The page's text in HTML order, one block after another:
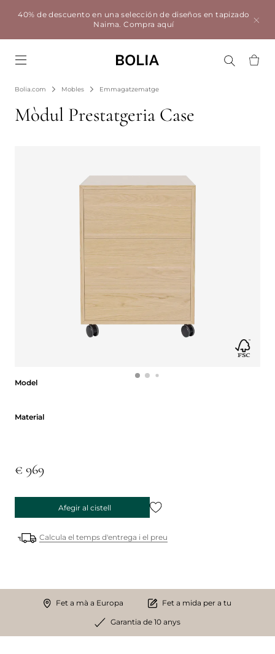
40% de descuento en una selección de diseños en tapizado
Naima.Compra aquí
Bolia.com Mobles Emmagatzematge
Mòdul Prestatgeria Case
Model
Material
€ 969
Afegir al cistell
Calcula el temps d'entrega i el preu
Fet a mà a Europa Fet a mida per a tu
Garantia de 10 anys